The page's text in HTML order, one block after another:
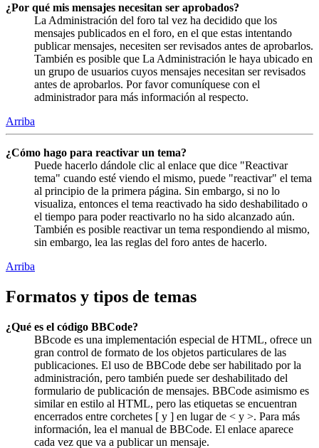
¿Por qué mis mensajes necesitan ser aprobados?
La Administración del foro tal vez ha decidido que los
mensajes publicados en el foro, en el que estas intentando
publicar mensajes, necesiten ser revisados antes de aprobarlos.
También es posible que La Administración le haya ubicado en
un grupo de usuarios cuyos mensajes necesitan ser revisados
antes de aprobarlos. Por favor comuníquese con el
administrador para más información al respecto.
Arriba
¿Cómo hago para reactivar un tema?
Puede hacerlo dándole clic al enlace que dice "Reactivar
tema" cuando esté viendo el mismo, puede "reactivar" el tema
al principio de la primera página. Sin embargo, si no lo
visualiza, entonces el tema reactivado ha sido deshabilitado o
el tiempo para poder reactivarlo no ha sido alcanzado aún.
También es posible reactivar un tema respondiendo al mismo,
sin embargo, lea las reglas del foro antes de hacerlo.
Arriba
Formatos y tipos de temas
¿Qué es el código BBCode?
BBcode es una implementación especial de HTML, ofrece un
gran control de formato de los objetos particulares de las
publicaciones. El uso de BBCode debe ser habilitado por la
administración, pero también puede ser deshabilitado del
formulario de publicación de mensajes. BBCode asimismo es
similar en estilo al HTML, pero las etiquetas se encuentran
encerrados entre corchetes [ y ] en lugar de < y >. Para más
información, lea el manual de BBCode. El enlace aparece
cada vez que va a publicar un mensaje.